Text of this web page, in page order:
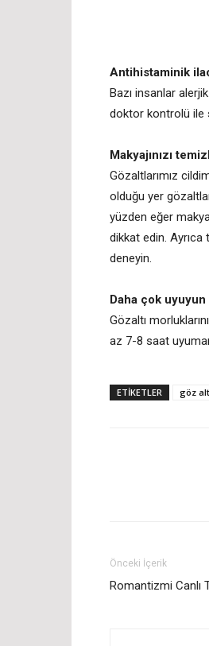
Antihistaminik
Bazı insanlar
doktor kontrolü ile
Makyajınızı
Gözaltlarımız
olduğu yer
yüzden eğer
dikkat edin.
deneyin.
Daha çok uyuyun
Gözaltı
az 7-8 saat
ETİKETLER göz
Önceki İçerik
Romantizmi Canlı